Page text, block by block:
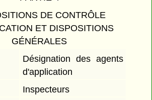
DE CONTRÔLE
ET DISPOSITIONS
GÉNÉRALES
Désignation des agents
d'application
Inspecteurs